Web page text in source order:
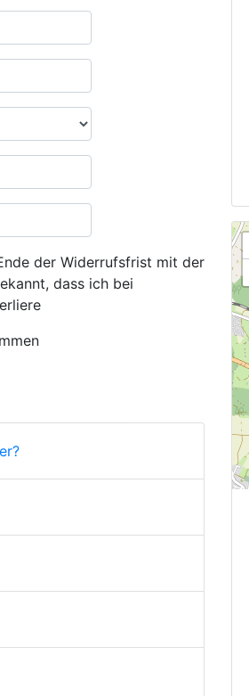
der Widerrufsfrist mit der
dass ich bei